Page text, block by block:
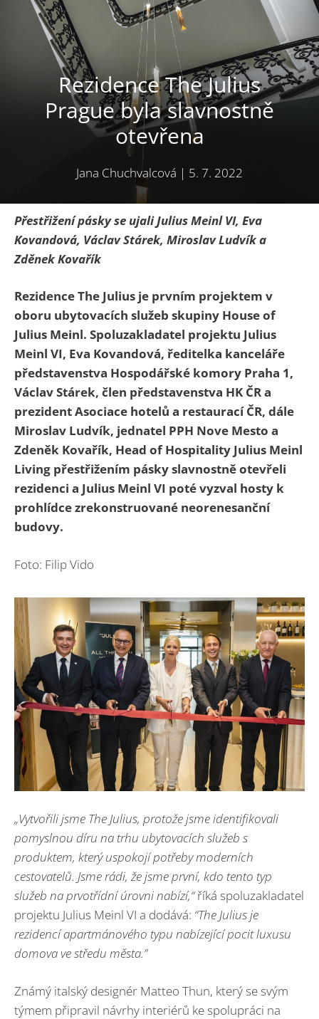
Rezidence The Julius
Prague byla slavnostně
otevřena
Jana Chuchvalcová | 5. 7. 2022
Přestřižení pásky se ujali Julius Meinl VI, Eva
Kovandová, Václav Stárek, Miroslav Ludvík a
Zděnek Kovařík
Rezidence The Julius je prvním projektem v
oboru ubytovacích služeb skupiny House of
Julius Meinl. Spoluzakladatel projektu Julius
Meinl VI, Eva Kovandová, ředitelka kanceláře
představenstva Hospodářské komory Praha 1,
Václav Stárek, člen představenstva HK ČR a
prezident Asociace hotelů a restaurací ČR, dále
Miroslav Ludvík, jednatel PPH Nove Mesto a
Zdeněk Kovařík, Head of Hospitality Julius Meinl
Living přestřižením pásky slavnostně otevřeli
rezidenci a Julius Meinl VI poté vyzval hosty k
prohlídce zrekonstruované neorenesanční
budovy.
Foto: Filip Vido
„Vytvořili jsme The Julius, protože jsme identifikovali
pomyslnou díru na trhu ubytovacích služeb s
produktem, který uspokojí potřeby moderních
cestovatelů. Jsme rádi, že jsme první, kdo tento typ
služeb na prvotřídní úrovni nabízí,“říká spoluzakladatel
projektu Julius Meinl VI a dodává: “The Julius je
rezidencí apartmánového typu nabízející pocit luxusu
domova ve středu města.”
Známý italský designér Matteo Thun, který se svým
týmem připravil návrhy interiérů ke spolupráci na